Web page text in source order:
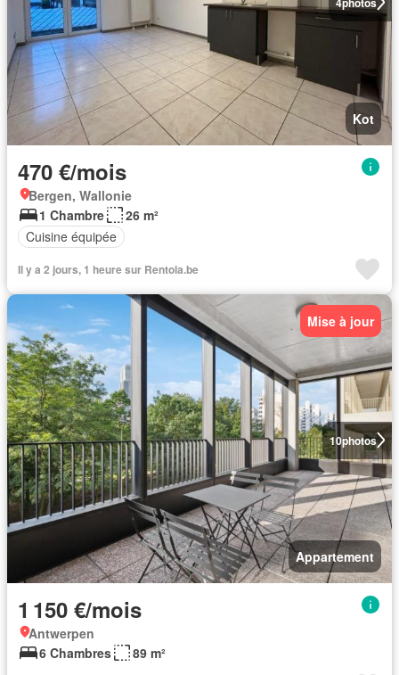
Kot
470 €/mois
Bergen, Wallonie
1 Chambre
26 m²
Cuisine équipée
Il y a 2 jours, 1 heure sur Rentola.be
10photos
Mise à jour
Appartement
1 150 €/mois
Antwerpen
6 Chambres
89 m²